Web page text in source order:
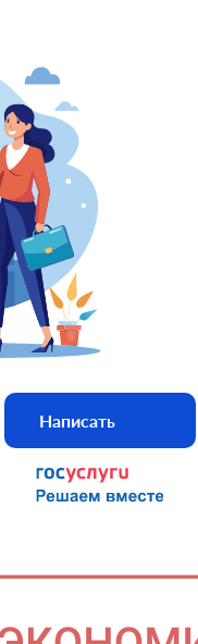
Написать